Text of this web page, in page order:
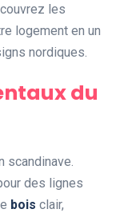
les
logement en un
nordiques.
du
scandinave.
des lignes
bois clair,